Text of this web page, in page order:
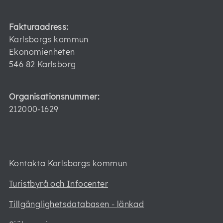
Fakturaadress:
Karlsborgs kommun
Ekonomienheten
546 82 Karlsborg
Organisationsnummer:
212000-1629
Kontakta Karlsborgs kommun
Turistbyrå och Infocenter
Tillgänglighetsdatabasen - länkad